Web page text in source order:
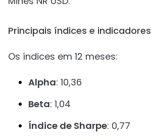
Principais índices e indicadores
Os índices em 12 meses:
Alpha: 10,36
Beta: 1,04
Índice de Sharpe: 0,77